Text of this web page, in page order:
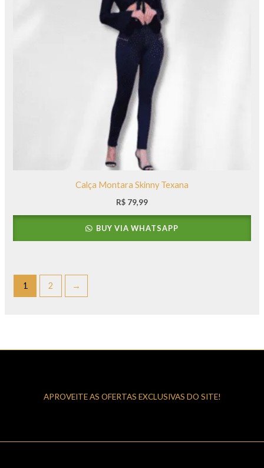
Calça Montara Skinny Texana
R$ 79,99
BUY VIA WHATSAPP
1 2 →
APROVEITE AS OFERTAS EXCLUSIVAS DO SITE!